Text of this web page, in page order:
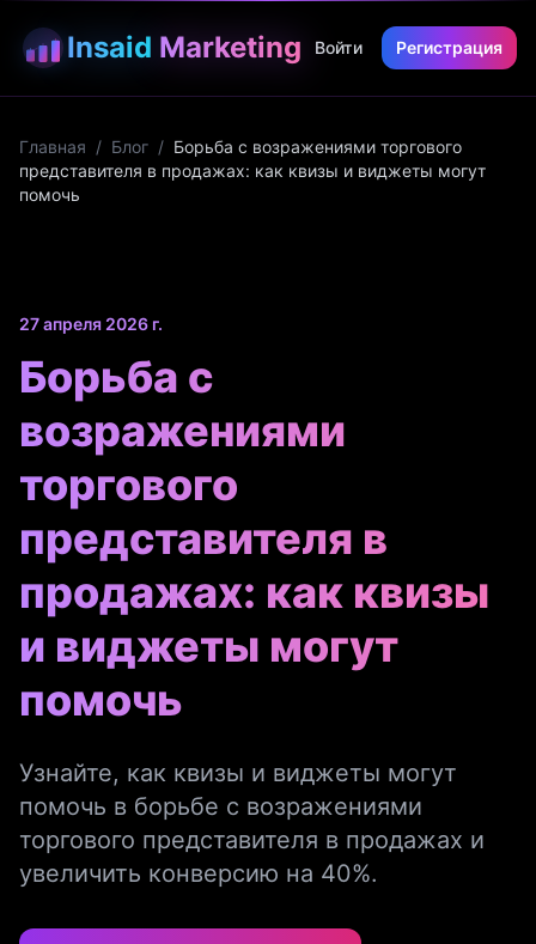
Insaid Marketing Войти Регистрация
Главная / Блог / Борьба с возражениями торгового
представителя в продажах: как квизы и виджеты могут
помочь
27 апреля 2026 г.
Борьба с
возражениями
торгового
представителя в
продажах: как квизы
и виджеты могут
помочь
Узнайте, как квизы и виджеты могут
помочь в борьбе с возражениями
торгового представителя в продажах и
увеличить конверсию на 40%.